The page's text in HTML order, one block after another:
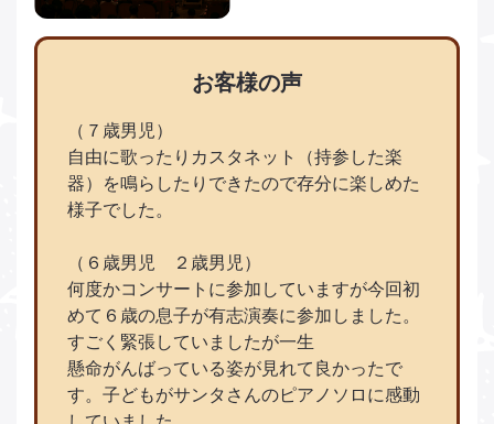
お客様の声
（７歳男児）
自由に歌ったりカスタネット（持参した楽
器）を鳴らしたりできたので存分に楽しめた
様子でした。
（６歳男児 ２歳男児）
何度かコンサートに参加していますが今回初
めて６歳の息子が有志演奏に参加しました。
すごく緊張していましたが一生
懸命がんばっている姿が見れて良かったで
す。子どもがサンタさんのピアノソロに感動